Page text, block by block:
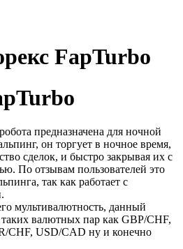
FapTurbo
предназначена для ночной
он торгует в ночное время,
сделок, и быстро закрывая их с
По отзывам пользователей это
так как работает с
мультивалютность, данный
валютных пар как GBP/CHF,
CHF, USD/CAD ну и конечно